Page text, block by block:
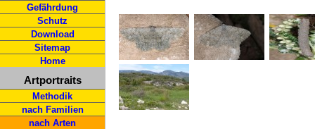
Gefährdung
Schutz
Download
Sitemap
Home
Artportraits
Methodik
nach Familien
nach Arten